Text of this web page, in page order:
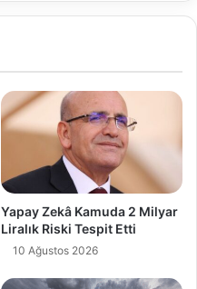
Yapay Zekâ Kamuda 2 Milyar
Liralık Riski Tespit Etti
10 Ağustos 2026